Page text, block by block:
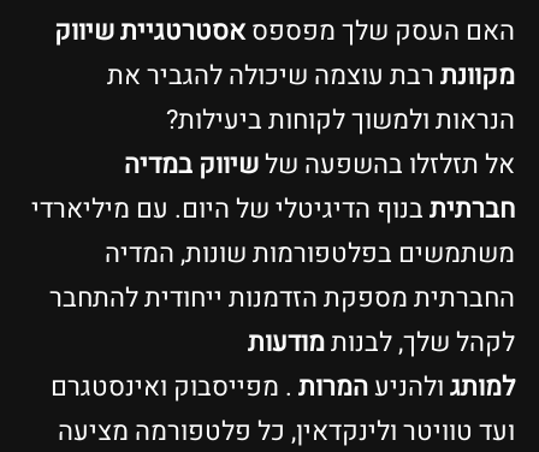
האם העסק שלך מפספסאסטרטגיית שיווק
מקוונתרבת עוצמה שיכולה להגביר את
הנראות ולמשוך לקוחות ביעילות?
אל תזלזלו בהשפעה שלשיווק במדיה
חברתיתבנוף הדיגיטלי של היום. עם מיליארדי
משתמשים בפלטפורמות שונות, המדיה
החברתית מספקת הזדמנות ייחודית להתחבר
לקהל שלך, לבנותמודעות
למותגולהניעהמרות . מפייסבוק ואינסטגרם
ועד טוויטר ולינקדאין, כל פלטפורמה מציעה